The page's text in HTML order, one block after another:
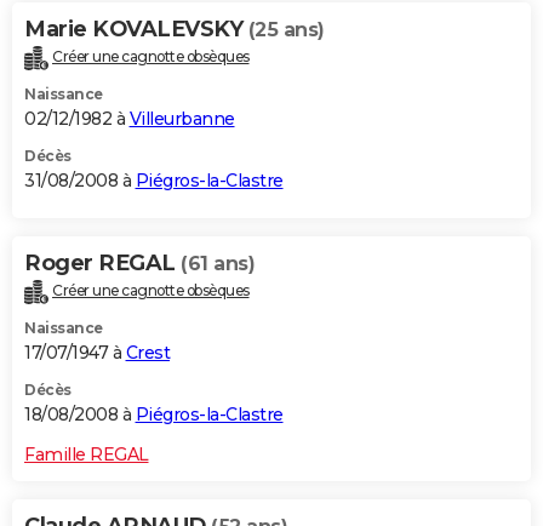
Marie KOVALEVSKY (25 ans)
Créer une cagnotte obsèques
Naissance
02/12/1982 à Villeurbanne
Décès
31/08/2008 à Piégros-la-Clastre
Roger REGAL (61 ans)
Créer une cagnotte obsèques
Naissance
17/07/1947 à Crest
Décès
18/08/2008 à Piégros-la-Clastre
Famille REGAL